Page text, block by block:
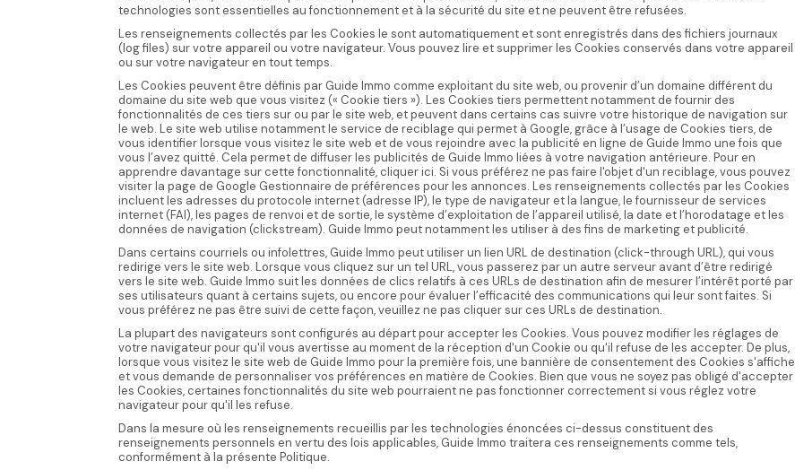
technologies sont essentielles au fonctionnement et à la sécurité du site et ne peuvent être refusées.
Les renseignements collectés par les Cookies le sont automatiquement et sont enregistrés dans des fichiers journaux
(log files) sur votre appareil ou votre navigateur. Vous pouvez lire et supprimer les Cookies conservés dans votre appareil
ou sur votre navigateur en tout temps.
Les Cookies peuvent être définis par Guide Immo comme exploitant du site web, ou provenir d’un domaine différent du
domaine du site web que vous visitez (« Cookie tiers »). Les Cookies tiers permettent notamment de fournir des
fonctionnalités de ces tiers sur ou par le site web, et peuvent dans certains cas suivre votre historique de navigation sur
le web. Le site web utilise notamment le service de reciblage qui permet à Google, grâce à l’usage de Cookies tiers, de
vous identifier lorsque vous visitez le site web et de vous rejoindre avec la publicité en ligne de Guide Immo une fois que
vous l’avez quitté. Cela permet de diffuser les publicités de Guide Immo liées à votre navigation antérieure. Pour en
apprendre davantage sur cette fonctionnalité, cliquer ici. Si vous préférez ne pas faire l'objet d'un reciblage, vous pouvez
visiter la page de Google Gestionnaire de préférences pour les annonces. Les renseignements collectés par les Cookies
incluent les adresses du protocole internet (adresse IP), le type de navigateur et la langue, le fournisseur de services
internet (FAI), les pages de renvoi et de sortie, le système d’exploitation de l’appareil utilisé, la date et l’horodatage et les
données de navigation (clickstream). Guide Immo peut notamment les utiliser à des fins de marketing et publicité.
Dans certains courriels ou infolettres, Guide Immo peut utiliser un lien URL de destination (click-through URL), qui vous
redirige vers le site web. Lorsque vous cliquez sur un tel URL, vous passerez par un autre serveur avant d’être redirigé
vers le site web. Guide Immo suit les données de clics relatifs à ces URLs de destination afin de mesurer l’intérêt porté par
ses utilisateurs quant à certains sujets, ou encore pour évaluer l’efficacité des communications qui leur sont faites. Si
vous préférez ne pas être suivi de cette façon, veuillez ne pas cliquer sur ces URLs de destination.
La plupart des navigateurs sont configurés au départ pour accepter les Cookies. Vous pouvez modifier les réglages de
votre navigateur pour qu'il vous avertisse au moment de la réception d'un Cookie ou qu'il refuse de les accepter. De plus,
lorsque vous visitez le site web de Guide Immo pour la première fois, une bannière de consentement des Cookies s'affiche
et vous demande de personnaliser vos préférences en matière de Cookies. Bien que vous ne soyez pas obligé d'accepter
les Cookies, certaines fonctionnalités du site web pourraient ne pas fonctionner correctement si vous réglez votre
navigateur pour qu'il les refuse.
Dans la mesure où les renseignements recueillis par les technologies énoncées ci-dessus constituent des
renseignements personnels en vertu des lois applicables, Guide Immo traitera ces renseignements comme tels,
conformément à la présente Politique.